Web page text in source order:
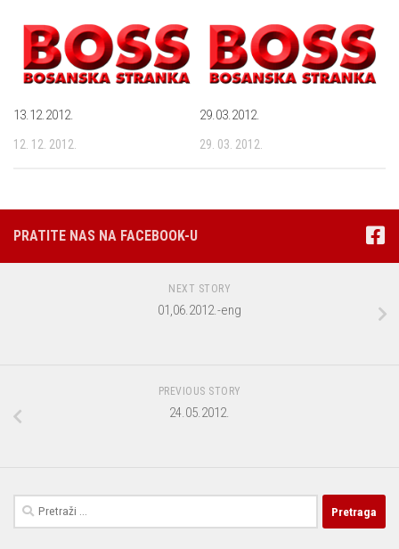
13.12.2012.
12. 12. 2012.
29.03.2012.
29. 03. 2012.
PRATITE NAS NA FACEBOOK-U
NEXT STORY
01,06.2012.-eng
PREVIOUS STORY
24.05.2012.
Pretraga: